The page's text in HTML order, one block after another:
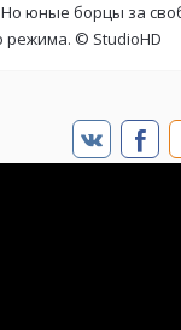
юные борцы за
режима. © StudioHD